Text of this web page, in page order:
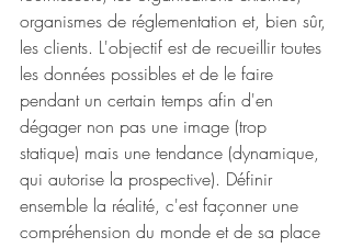
organismes de réglementation et, bien sûr,
les clients. L'objectif est de recueillir toutes
les données possibles et de le faire
pendant un certain temps afin d'en
dégager non pas une image (trop
statique) mais une tendance (dynamique,
qui autorise la prospective). Définir
ensemble la réalité, c'est façonner une
compréhension du monde et de sa place